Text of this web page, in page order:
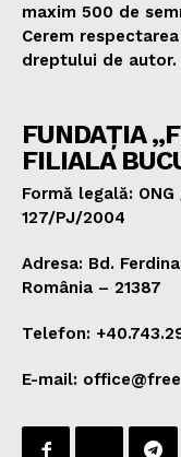
maxim 500 de
Cerem
dreptului de autor.
FUNDAȚIA
FILIALA
Formă legală:
127/PJ/2004
Adresa: Bd.
România – 21387
Telefon:
E-mail: